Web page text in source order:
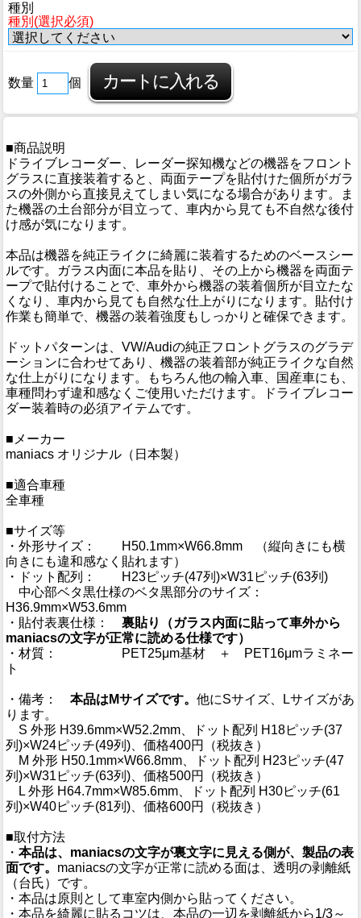
種別
種別(選択必須)
数量 個
■商品説明
ドライブレコーダー、レーダー探知機などの機器をフロント
グラスに直接装着すると、両面テープを貼付けた個所がガラ
スの外側から直接見えてしまい気になる場合があります。ま
た機器の土台部分が目立って、車内から見ても不自然な後付
け感が気になります。
本品は機器を純正ライクに綺麗に装着するためのベースシー
ルです。ガラス内面に本品を貼り、その上から機器を両面テ
ープで貼付けることで、車外から機器の装着個所が目立たな
くなり、車内から見ても自然な仕上がりになります。貼付け
作業も簡単で、機器の装着強度もしっかりと確保できます。
ドットパターンは、VW/Audiの純正フロントグラスのグラデ
ーションに合わせてあり、機器の装着部が純正ライクな自然
な仕上がりになります。もちろん他の輸入車、国産車にも、
車種問わず違和感なくご使用いただけます。ドライブレコー
ダー装着時の必須アイテムです。
■メーカー
maniacs オリジナル（日本製）
■適合車種
全車種
■サイズ等
・外形サイズ： H50.1mm×W66.8mm （縦向きにも横
向きにも違和感なく貼れます）
・ドット配列： H23ピッチ(47列)×W31ピッチ(63列)
中心部ベタ黒仕様のベタ黒部分のサイズ：
H36.9mm×W53.6mm
・貼付表裏仕様： 裏貼り（ガラス内面に貼って車外から
maniacsの文字が正常に読める仕様です）
・材質： PET25μm基材 ＋ PET16μmラミネー
ト
・備考： 本品はMサイズです。 他にSサイズ、Lサイズがあ
ります。
S 外形 H39.6mm×W52.2mm、ドット配列 H18ピッチ(37
列)×W24ピッチ(49列)、価格400円（税抜き）
M 外形 H50.1mm×W66.8mm、ドット配列 H23ピッチ(47
列)×W31ピッチ(63列)、価格500円（税抜き）
L 外形 H64.7mm×W85.6mm、ドット配列 H30ピッチ(61
列)×W40ピッチ(81列)、価格600円（税抜き）
■取付方法
・ 本品は、maniacsの文字が裏文字に見える側が、製品の表
面です。 maniacsの文字が正常に読める面は、透明の剥離紙
（台氏）です。
・本品は原則として車室内側から貼ってください。
・本品を綺麗に貼るコツは、本品の一辺を剥離紙から1/3～